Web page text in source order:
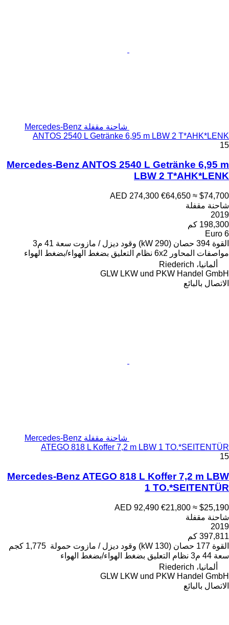
شاحنة مقفلة Mercedes-Benz
ANTOS 2540 L Getränke
Mercedes-Benz ANTOS
AED
ديزل / مازوت سعة 41 م3
بضغط الهواء/بضغط الهواء
GLW
شاحنة مقفلة Mercedes-Benz
ATEGO 818 L Koffer
Mercedes-Benz ATEGO
ديزل / مازوت حمولة 1,775 كجم
الهواء/بضغط الهواء
GLW